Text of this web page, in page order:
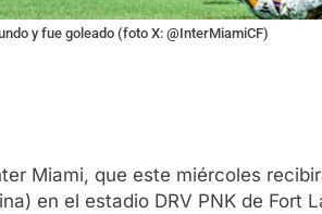
y fue goleado (foto X: @InterMiamiCF)
Miami, que este miércoles
en el estadio DRV PNK de